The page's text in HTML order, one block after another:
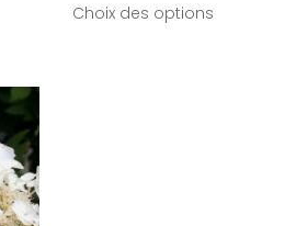
Choix des options